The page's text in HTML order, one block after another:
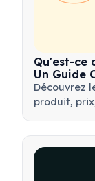
Qu'est-ce
Un Guide
Découvrez
produit,